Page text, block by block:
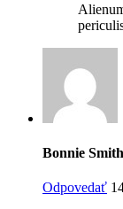
Bonnie Smith
Odpovedať